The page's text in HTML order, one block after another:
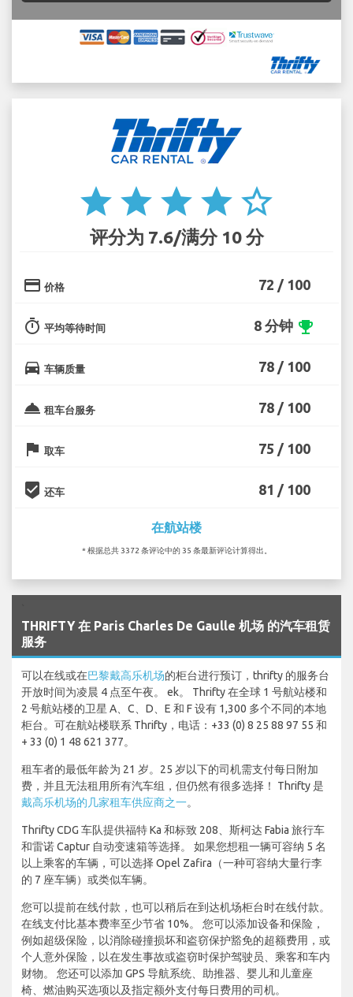
star star star star star_border
评分为 7.6/满分 10 分
credit_card 价格 72 / 100
timer 平均等待时间 8 分钟 emoji_events
directions_car 车辆质量 78 / 100
room_service 租车台服务 78 / 100
flag 取车 75 / 100
beenhere 还车 81 / 100
在航站楼
* 根据总共 3372 条评论中的 35 条最新评论计算得出。
THRIFTY 在 Paris Charles De Gaulle 机场 的汽车租赁
服务
可以在线或在巴黎戴高乐机场的柜台进行预订，thrifty 的服务台
开放时间为凌晨 4 点至午夜。 ek。 Thrifty 在全球 1 号航站楼和
2 号航站楼的卫星 A、C、D、E 和 F 设有 1,300 多个不同的本地
柜台。可在航站楼联系 Thrifty，电话：+33 (0) 8 25 88 97 55 和
+ 33 (0) 1 48 621 377。
租车者的最低年龄为 21 岁。25 岁以下的司机需支付每日附加
费，并且无法租用所有汽车组，但仍然有很多选择！ Thrifty 是
戴高乐机场的几家租车供应商之一。
Thrifty CDG 车队提供福特 Ka 和标致 208、斯柯达 Fabia 旅行车
和雷诺 Captur 自动变速箱等选择。 如果您想租一辆可容纳 5 名
以上乘客的车辆，可以选择 Opel Zafira（一种可容纳大量行李
的 7 座车辆）或类似车辆。
您可以提前在线付款，也可以稍后在到达机场柜台时在线付款。
在线支付比基本费率至少节省 10%。 您可以添加设备和保险，
例如超级保险，以消除碰撞损坏和盗窃保护豁免的超额费用，或
个人意外保险，以在发生事故或盗窃时保护驾驶员、乘客和车内
财物。 您还可以添加 GPS 导航系统、助推器、婴儿和儿童座
椅、燃油购买选项以及指定额外支付每日费用的司机。